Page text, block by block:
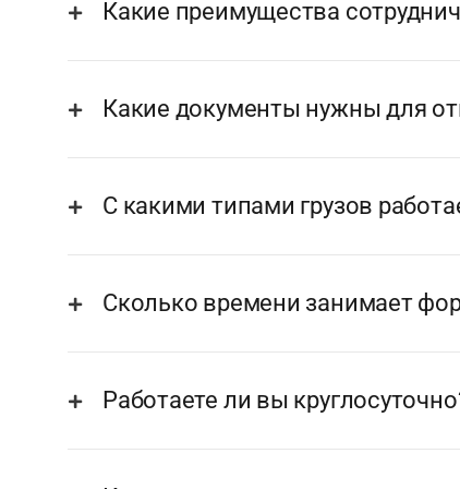
Какие преимущества
Какие документы нужны для
С какими типами грузов
Сколько времени занимает
Работаете ли вы